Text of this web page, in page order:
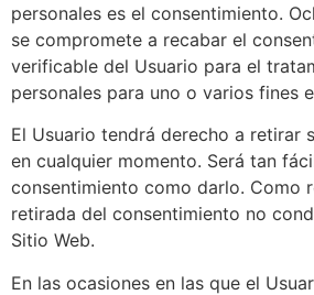
personales es el consentimiento.
se compromete a recabar el
verificable del Usuario para el
personales para uno o varios fines
El Usuario tendrá derecho a retirar
en cualquier momento. Será tan
consentimiento como darlo. Como
retirada del consentimiento no
Sitio Web.
En las ocasiones en las que el